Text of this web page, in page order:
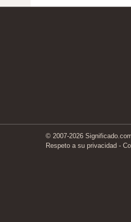
© 2007-2026
Respeto a su privacidad -